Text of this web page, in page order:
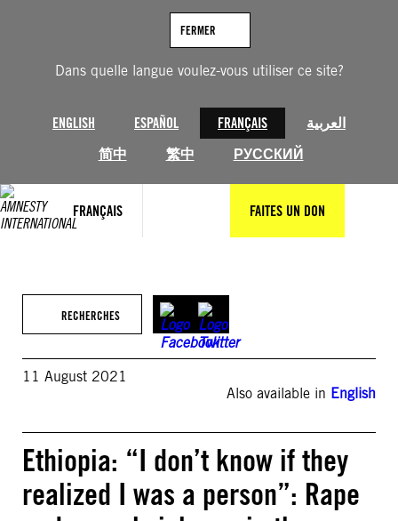
Dans quelle langue voulez-vous utiliser ce site?
ENGLISH ESPAÑOL FRANÇAIS
العربية
简中
繁中 РУССКИЙ
FERMER
FRANÇAIS FAITES UN DON
RECHERCHES
11 August 2021
Also available in English
Ethiopia: “I don’t know if they
realized I was a person”: Rape